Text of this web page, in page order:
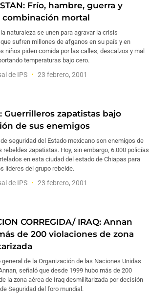
Frío, hambre, guerra y
combinación mortal
naturaleza se unen para agravar la crisis
sufren millones de afganos en su país y en
niños piden comida por las calles, descalzos y mal
temperaturas bajo cero.
de IPS 23 febrero, 2001
Guerrilleros zapatistas bajo
de sus enemigos
seguridad del Estado mexicano son enemigos de
rebeldes zapatistas. Hoy, sin embargo, 6.000 policías
en esta ciudad del estado de Chiapas para
líderes del grupo rebelde.
de IPS 23 febrero, 2001
CORREGIDA/ IRAQ: Annan
de 200 violaciones de zona
general de la Organización de las Naciones Unidas
señaló que desde 1999 hubo más de 200
la zona aérea de Iraq desmilitarizada por decisión
Seguridad del foro mundial.